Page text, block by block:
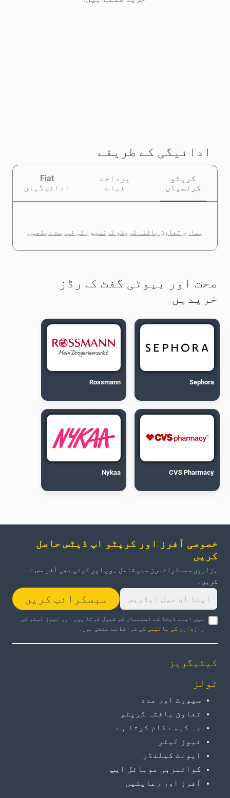
ادائیگی کے طریقے
کرپٹو
کرنسیاں
پرداخت
فیات
Fiat
ادائیگیاں
ہماری تعاون یافتہ کرپٹو کرنسیوں کی فہرست دیکھیں
صحت اور بیوٹی گفٹ کارڈز
خریدیں
Sephora
Rossmann
CVS Pharmacy
Nykaa
خصوصی آفرز اور کرپٹو اپ ڈیٹس حاصل
کریں
ہزاروں سبسکرائبرز میں شامل ہوں اور کوئی بھی آفر مس نہ
کریں۔
سبسکرائب کریں
میں اپنے ڈیٹا کے استعمال کو قبول کرتا ہوں اور نیوز لیٹر کی
رازداری کی پالیسی
کی شرائط سے متفق ہوں۔
کیٹیگریز
ٹولز
سپورٹ اور مدد
تعاون یافتہ کرپٹو
یہ کیسے کام کرتا ہے
نیوز لیٹر
ایونٹ کیلنڈر
کوائنزبی موبائل ایپ
آفرز اور رعایتیں